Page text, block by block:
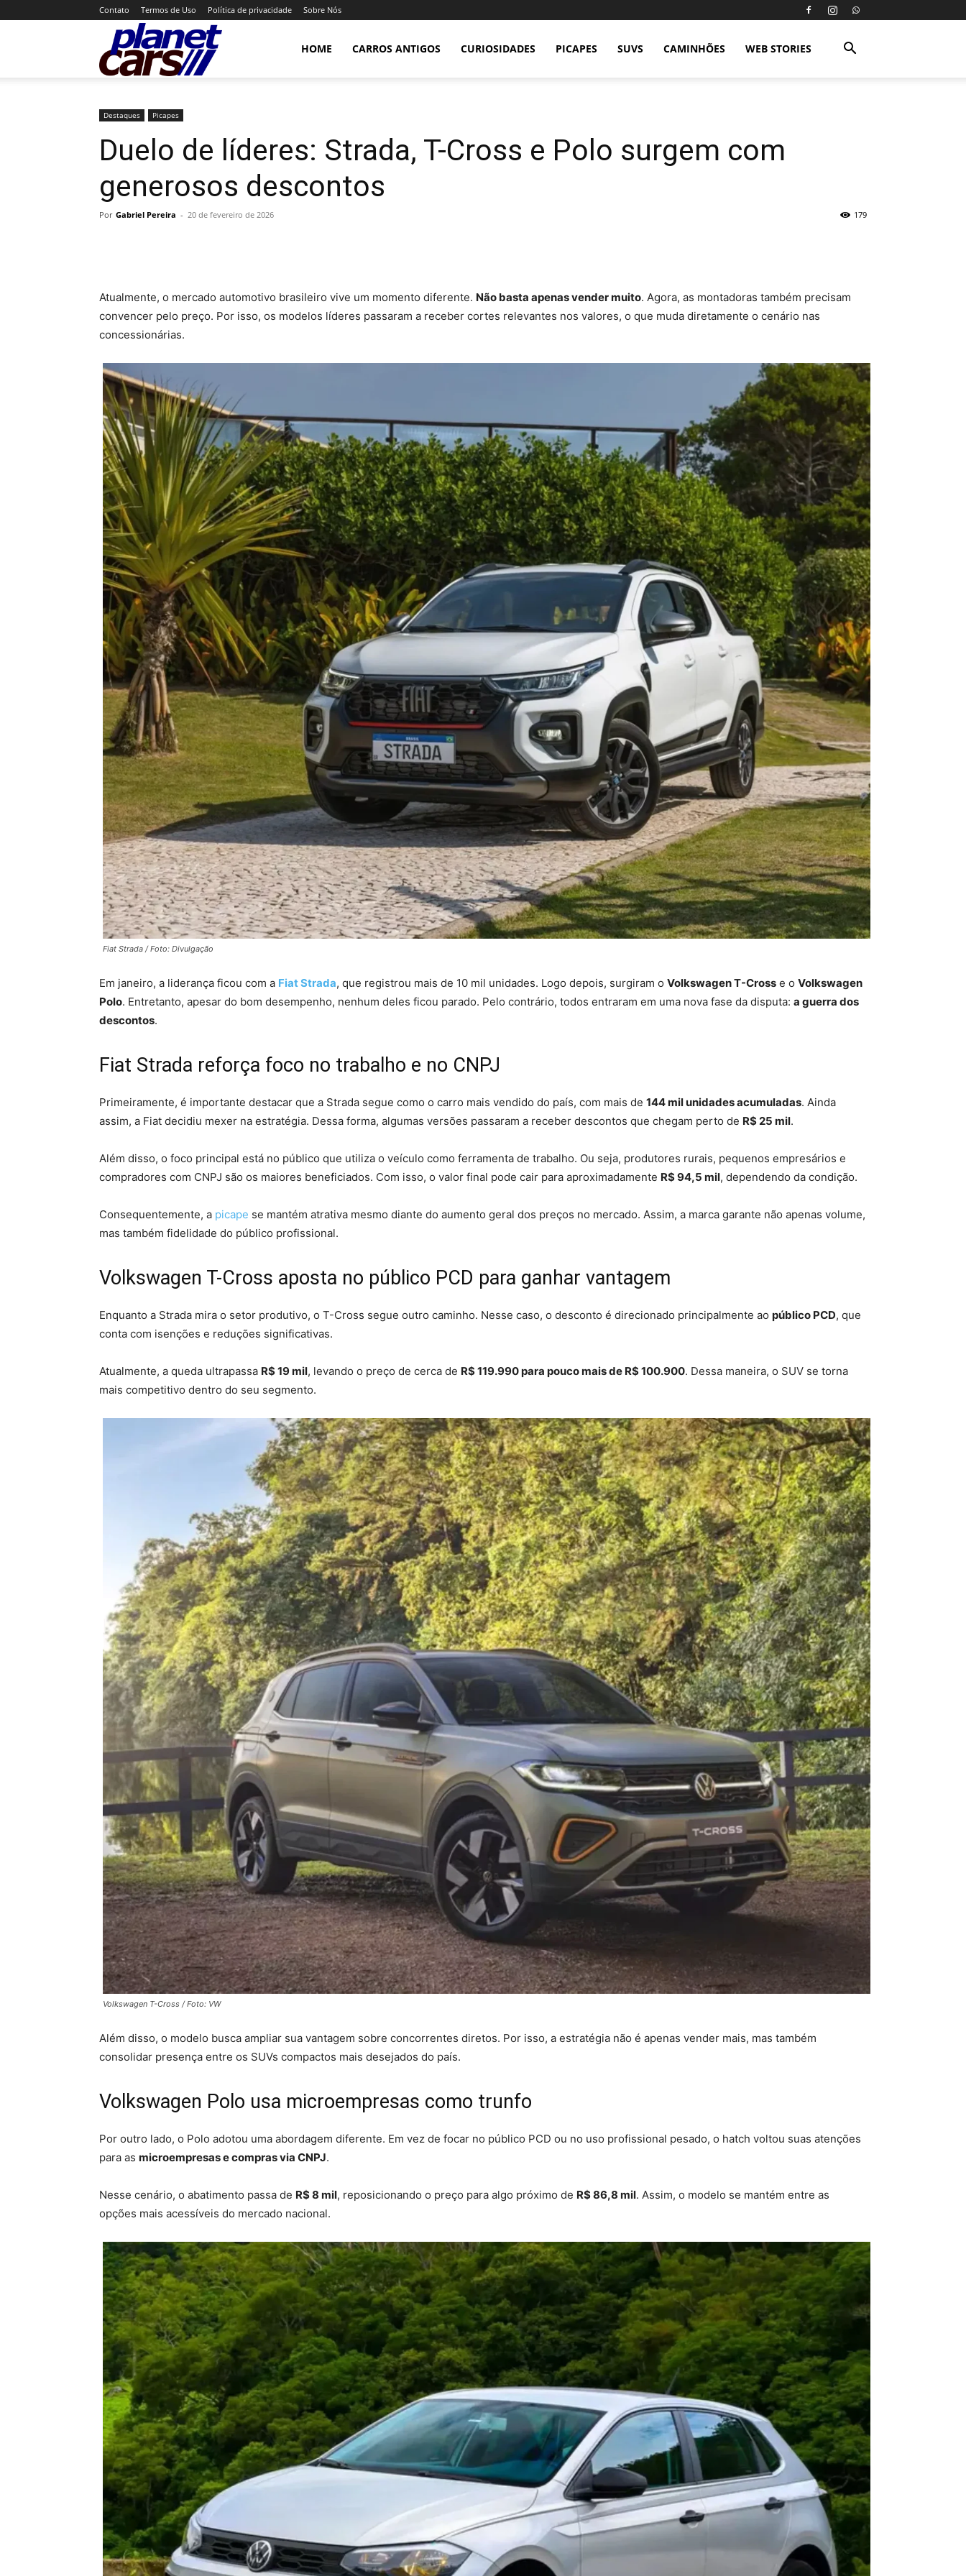
Contato Termos de Uso Política de privacidade Sobre Nós
HOME CARROS ANTIGOS CURIOSIDADES PICAPES SUVS CAMINHÕES WEB STORIES
Destaques Picapes
Duelo de líderes: Strada, T-Cross e Polo surgem com
generosos descontos
Por Gabriel Pereira - 20 de fevereiro de 2026 179
Atualmente, o mercado automotivo brasileiro vive um momento diferente. Não basta apenas vender muito. Agora, as montadoras também precisam
convencer pelo preço. Por isso, os modelos líderes passaram a receber cortes relevantes nos valores, o que muda diretamente o cenário nas
concessionárias.
Fiat Strada / Foto: Divulgação
Em janeiro, a liderança ficou com a Fiat Strada, que registrou mais de 10 mil unidades. Logo depois, surgiram o Volkswagen T-Cross e o Volkswagen
Polo. Entretanto, apesar do bom desempenho, nenhum deles ficou parado. Pelo contrário, todos entraram em uma nova fase da disputa: a guerra dos
descontos.
Fiat Strada reforça foco no trabalho e no CNPJ
Primeiramente, é importante destacar que a Strada segue como o carro mais vendido do país, com mais de 144 mil unidades acumuladas. Ainda
assim, a Fiat decidiu mexer na estratégia. Dessa forma, algumas versões passaram a receber descontos que chegam perto de R$ 25 mil.
Além disso, o foco principal está no público que utiliza o veículo como ferramenta de trabalho. Ou seja, produtores rurais, pequenos empresários e
compradores com CNPJ são os maiores beneficiados. Com isso, o valor final pode cair para aproximadamente R$ 94,5 mil, dependendo da condição.
Consequentemente, a picape se mantém atrativa mesmo diante do aumento geral dos preços no mercado. Assim, a marca garante não apenas volume,
mas também fidelidade do público profissional.
Volkswagen T-Cross aposta no público PCD para ganhar vantagem
Enquanto a Strada mira o setor produtivo, o T-Cross segue outro caminho. Nesse caso, o desconto é direcionado principalmente ao público PCD, que
conta com isenções e reduções significativas.
Atualmente, a queda ultrapassa R$ 19 mil, levando o preço de cerca de R$ 119.990 para pouco mais de R$ 100.900. Dessa maneira, o SUV se torna
mais competitivo dentro do seu segmento.
Volkswagen T-Cross / Foto: VW
Além disso, o modelo busca ampliar sua vantagem sobre concorrentes diretos. Por isso, a estratégia não é apenas vender mais, mas também
consolidar presença entre os SUVs compactos mais desejados do país.
Volkswagen Polo usa microempresas como trunfo
Por outro lado, o Polo adotou uma abordagem diferente. Em vez de focar no público PCD ou no uso profissional pesado, o hatch voltou suas atenções
para as microempresas e compras via CNPJ.
Nesse cenário, o abatimento passa de R$ 8 mil, reposicionando o preço para algo próximo de R$ 86,8 mil. Assim, o modelo se mantém entre as
opções mais acessíveis do mercado nacional.